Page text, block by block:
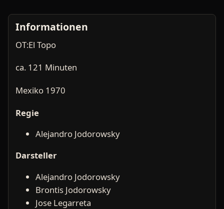
Informationen
OT:El Topo
ca. 121 Minuten
Mexiko 1970
Regie
Alejandro Jodorowsky
Darsteller
Alejandro Jodorowsky
Brontis Jodorowsky
Jose Legarreta